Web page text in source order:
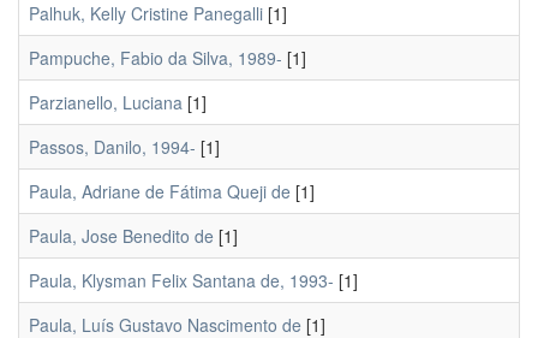
Palhuk, Kelly Cristine Panegalli [1]
Pampuche, Fabio da Silva, 1989- [1]
Parzianello, Luciana [1]
Passos, Danilo, 1994- [1]
Paula, Adriane de Fátima Queji de [1]
Paula, Jose Benedito de [1]
Paula, Klysman Felix Santana de, 1993- [1]
Paula, Luís Gustavo Nascimento de [1]